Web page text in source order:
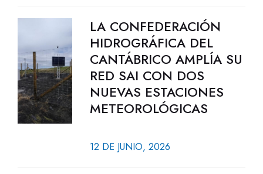
LA CONFEDERACIÓN
HIDROGRÁFICA DEL
CANTÁBRICO AMPLÍA SU
RED SAI CON DOS
NUEVAS ESTACIONES
METEOROLÓGICAS
12 DE JUNIO, 2026